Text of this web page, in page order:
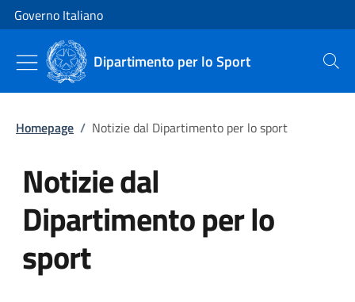
Vai al contenuto
Vai alla navigazione del sito
Governo Italiano
Dipartimento per lo Sport Cerca
Homepage / Notizie dal Dipartimento per lo sport
Notizie dal
Dipartimento per lo
sport